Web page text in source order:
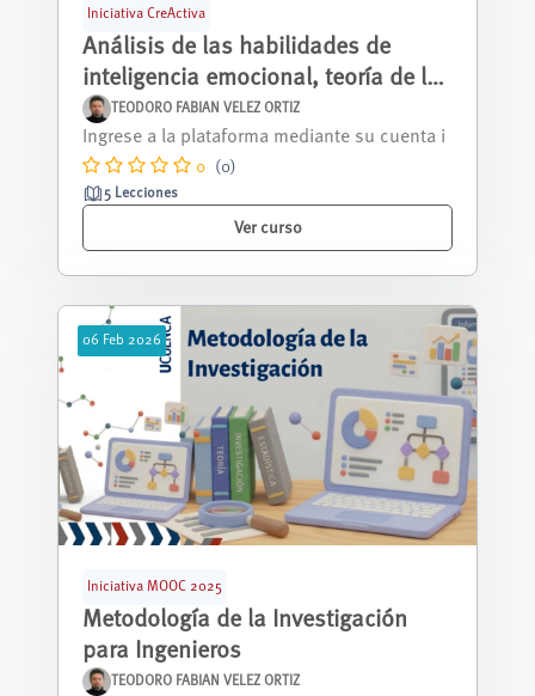
Iniciativa CreActiva
Análisis de las habilidades de
inteligencia emocional, teoría de la
mente y lectura en ambientes
sociales organizados del cantón
Cuenca
TEODORO FABIAN VELEZ ORTIZ
MicroMooc Iniciativa CreaActiva
0 (0)
5 Lecciones
Ver curso
06 Feb 2026
Iniciativa MOOC 2025
Metodología de la Investigación
para Ingenieros
TEODORO FABIAN VELEZ ORTIZ